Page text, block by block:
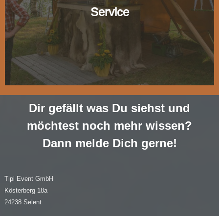
Service
Dir gefällt was Du siehst und
möchtest noch mehr wissen?
Dann melde Dich gerne!
Tipi Event GmbH
Kösterberg 18a
24238 Selent